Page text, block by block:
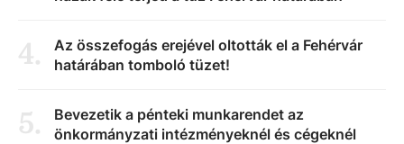
4.
Az összefogás erejével oltották el a Fehérvár
határában tomboló tüzet!
5.
Bevezetik a pénteki munkarendet az
önkormányzati intézményeknél és cégeknél